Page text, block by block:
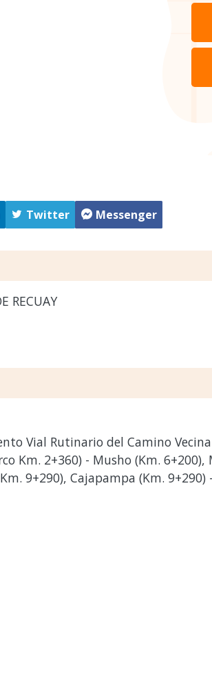
Twitter Messenger
RECUAY
Vial Rutinario del Camino
Km. 2+360) - Musho (Km.
9+290), Cajapampa (Km. 9+290)